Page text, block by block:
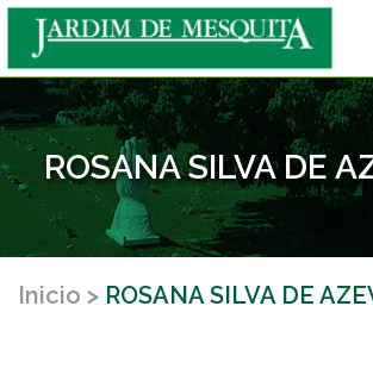
ROSANA SILVA DE
Inicio ROSANA SILVA DE